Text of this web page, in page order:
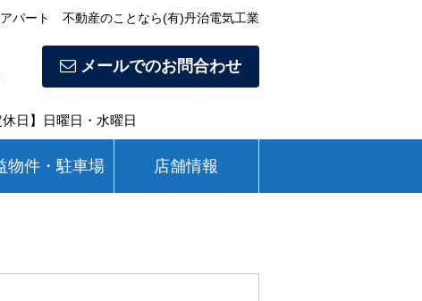
パート 不動産のことなら(有)丹治電気工業
メールでのお問合わせ
休日】日曜日・水曜日
物件・駐車場 店舗情報